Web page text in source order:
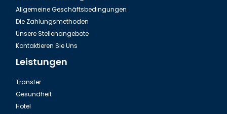
Allgemeine Geschäftsbedingungen
Die Zahlungsmethoden
Unsere Stellenangebote
Kontaktieren Sie Uns
Leistungen
Transfer
Gesundheit
Hotel